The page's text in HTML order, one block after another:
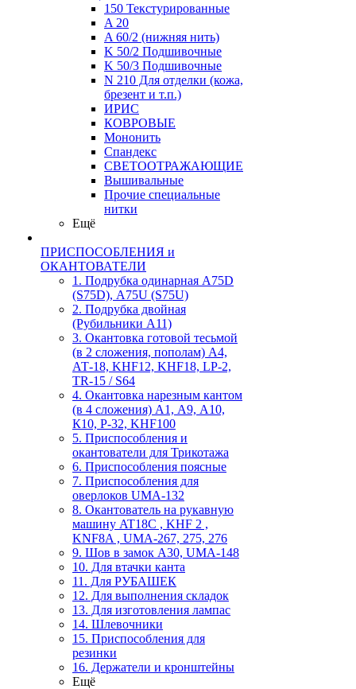
150 Текстурированные
A 20
A 60/2 (нижняя нить)
K 50/2 Подшивочные
K 50/3 Подшивочные
N 210 Для отделки (кожа,
брезент и т.п.)
ИРИС
КОВРОВЫЕ
Мононить
Спандекс
СВЕТООТРАЖАЮЩИЕ
Вышивальные
Прочие специальные
нитки
Ещё
ПРИСПОСОБЛЕНИЯ и
ОКАНТОВАТЕЛИ
1. Подрубка одинарная А75D
(S75D), А75U (S75U)
2. Подрубка двойная
(Рубильники А11)
3. Окантовка готовой тесьмой
(в 2 сложения, пополам) А4,
АТ-18, KHF12, KHF18, LP-2,
TR-15 / S64
4. Окантовка нарезным кантом
(в 4 сложения) А1, А9, А10,
К10, Р-32, KHF100
5. Приспособления и
окантователи для Трикотажа
6. Приспособления поясные
7. Приспособления для
оверлоков UMA-132
8. Окантователь на рукавную
машину AT18C , KHF 2 ,
KNF8A , UMA-267, 275, 276
9. Шов в замок А30, UMA-148
10. Для втачки канта
11. Для РУБАШЕК
12. Для выполнения складок
13. Для изготовления лампас
14. Шлевочники
15. Приспособления для
резинки
16. Держатели и кронштейны
Ещё